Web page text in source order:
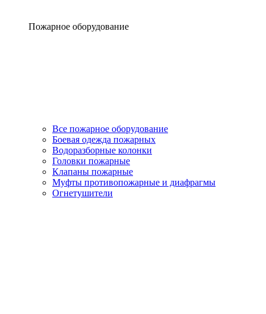
Пожарное оборудование
Все пожарное оборудование
Боевая одежда пожарных
Водоразборные колонки
Головки пожарные
Клапаны пожарные
Муфты противопожарные и диафрагмы
Огнетушители